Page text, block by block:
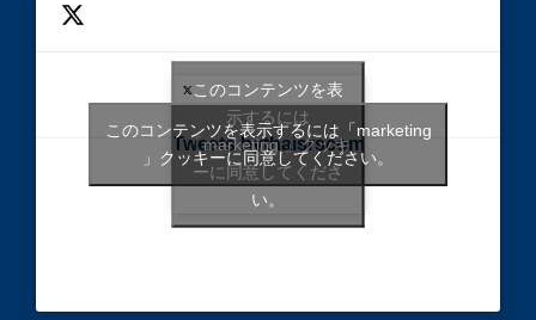
Tweets bythaisrscom
このコンテンツを表
示するには
「marketing 」クッキ
ーに同意してくださ
い。
このコンテンツを表示するには「marketing
」クッキーに同意してください。